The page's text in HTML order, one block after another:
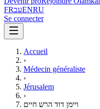
FRעבENRU
Se connecter
Accueil
›
Médecin généraliste
›
Jérusalem
›
ויימן דוד הרש חיים